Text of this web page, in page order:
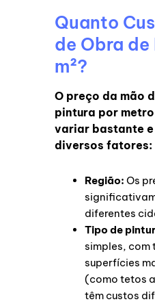
Quanto
de Obra
m²?
O preço da mão
pintura por
variar bastante e
diversos fatores:
Região: Os
diferentes
Tipo de
simples, com
superfícies
(como tetos
têm custos